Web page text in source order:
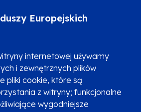
internetowej używamy
i zewnętrznych plików
pliki cookie, które są
z witryny; funkcjonalne
wygodniejsze
Europejskich